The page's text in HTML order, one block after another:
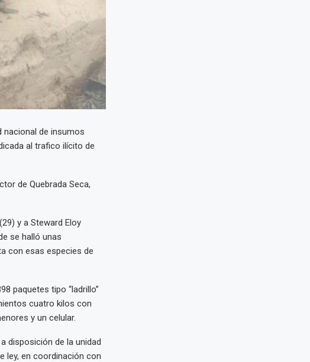
nacional de insumos
al trafico ilícito de
de Quebrada Seca,
y a Steward Eloy
se halló unas
con esas especies de
paquetes tipo “ladrillo”
cuatro kilos con
y un celular.
disposición de la unidad
ley, en coordinación con